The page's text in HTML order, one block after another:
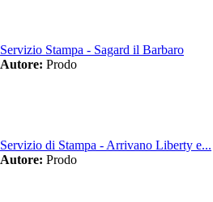
Servizio Stampa - Sagard il Barbaro
Autore: Prodo
Servizio di Stampa - Arrivano Liberty e...
Autore: Prodo